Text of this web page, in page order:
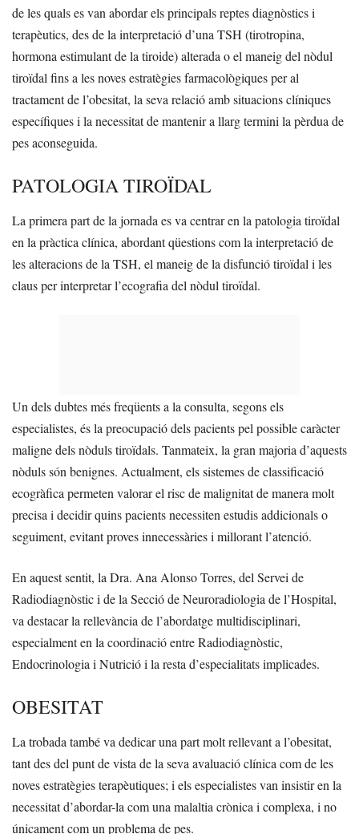
de les quals es van abordar els principals reptes diagnòstics i
terapèutics, des de la interpretació d’una TSH (tirotropina,
hormona estimulant de la tiroide) alterada o el maneig del nòdul
tiroïdal fins a les noves estratègies farmacològiques per al
tractament de l’obesitat, la seva relació amb situacions clíniques
específiques i la necessitat de mantenir a llarg termini la pèrdua de
pes aconseguida.
PATOLOGIA TIROÏDAL
La primera part de la jornada es va centrar en la patologia tiroïdal
en la pràctica clínica, abordant qüestions com la interpretació de
les alteracions de la TSH, el maneig de la disfunció tiroïdal i les
claus per interpretar l’ecografia del nòdul tiroïdal.
Un dels dubtes més freqüents a la consulta, segons els
especialistes, és la preocupació dels pacients pel possible caràcter
maligne dels nòduls tiroïdals. Tanmateix, la gran majoria d’aquests
nòduls són benignes. Actualment, els sistemes de classificació
ecogràfica permeten valorar el risc de malignitat de manera molt
precisa i decidir quins pacients necessiten estudis addicionals o
seguiment, evitant proves innecessàries i millorant l’atenció.
En aquest sentit, la Dra. Ana Alonso Torres, del Servei de
Radiodiagnòstic i de la Secció de Neuroradiologia de l’Hospital,
va destacar la rellevància de l’abordatge multidisciplinari,
especialment en la coordinació entre Radiodiagnòstic,
Endocrinologia i Nutrició i la resta d’especialitats implicades.
OBESITAT
La trobada també va dedicar una part molt rellevant a l’obesitat,
tant des del punt de vista de la seva avaluació clínica com de les
noves estratègies terapèutiques; i els especialistes van insistir en la
necessitat d’abordar-la com una malaltia crònica i complexa, i no
únicament com un problema de pes.